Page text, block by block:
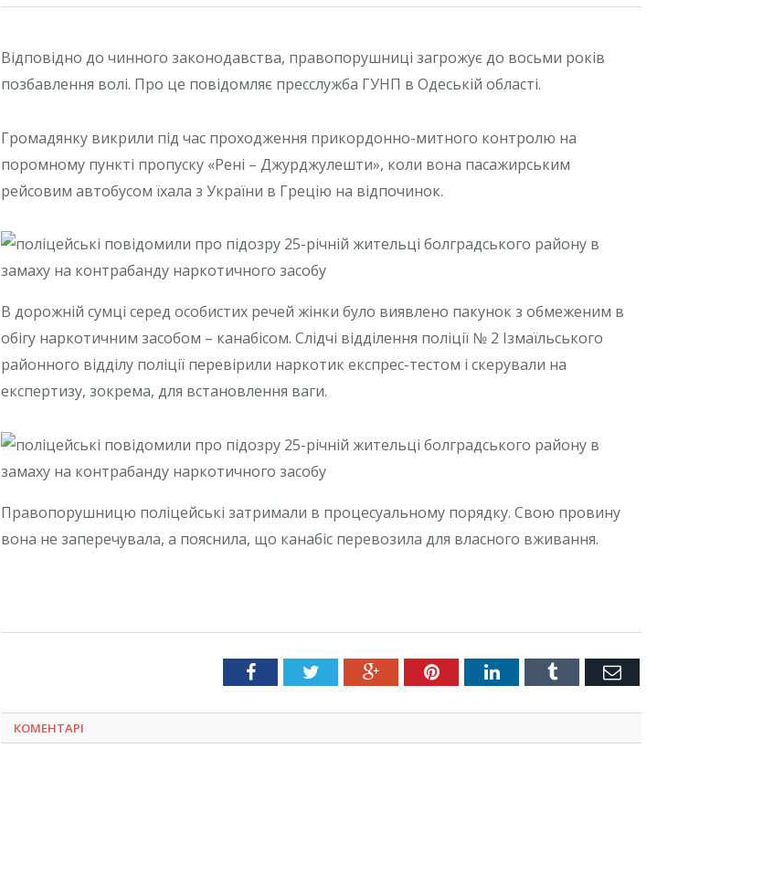
Відповідно до чинного законодавства, правопорушниці загрожує до восьми років
позбавлення волі. Про це повідомляє пресслужба ГУНП в Одеській області.
Громадянку викрили під час проходження прикордонно-митного контролю на
поромному пункті пропуску «Рені – Джурджулешти», коли вона пасажирським
рейсовим автобусом їхала з України в Грецію на відпочинок.
В дорожній сумці серед особистих речей жінки було виявлено пакунок з обмеженим в
обігу наркотичним засобом – канабісом. Слідчі відділення поліції № 2 Ізмаїльського
районного відділу поліції перевірили наркотик експрес-тестом і скерували на
експертизу, зокрема, для встановлення ваги.
Правопорушницю поліцейські затримали в процесуальному порядку. Свою провину
вона не заперечувала, а пояснила, що канабіс перевозила для власного вживання.
FacebookTwitter Google+PinterestLinkedInTumblr Емейл
КОМЕНТАРІ